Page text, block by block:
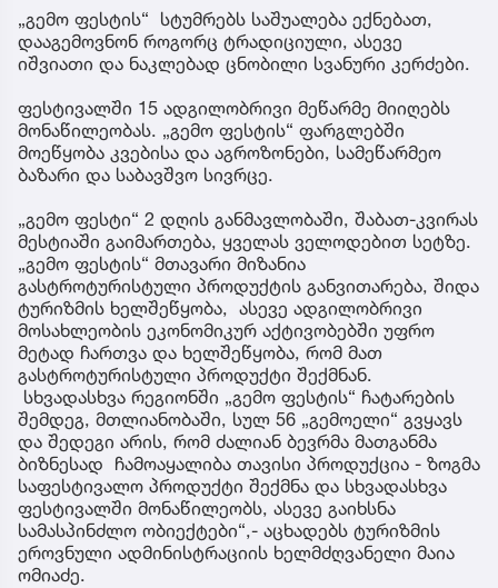
„გემო ფესტის“ სტუმრებს საშუალება ექნებათ,
დააგემოვნონ როგორც ტრადიციული, ასევე
იშვიათი და ნაკლებად ცნობილი სვანური კერძები.
ფესტივალში 15 ადგილობრივი მეწარმე მიიღებს
მონაწილეობას. „გემო ფესტის“ ფარგლებში
მოეწყობა კვებისა და აგროზონები, სამეწარმეო
ბაზარი და საბავშვო სივრცე.
„გემო ფესტი“ 2 დღის განმავლობაში, შაბათ-კვირას
მესტიაში გაიმართება, ყველას ველოდებით სეტზე.
„გემო ფესტის“ მთავარი მიზანია
გასტროტურისტული პროდუქტის განვითარება, შიდა
ტურიზმის ხელშეწყობა, ასევე ადგილობრივი
მოსახლეობის ეკონომიკურ აქტივობებში უფრო
მეტად ჩართვა და ხელშეწყობა, რომ მათ
გასტროტურისტული პროდუქტი შექმნან.
სხვადასხვა რეგიონში „გემო ფესტის“ ჩატარების
შემდეგ, მთლიანობაში, სულ 56 „გემოელი“ გვყავს
და შედეგი არის, რომ ძალიან ბევრმა მათგანმა
ბიზნესად ჩამოაყალიბა თავისი პროდუქცია - ზოგმა
საფესტივალო პროდუქტი შექმნა და სხვადასხვა
ფესტივალში მონაწილეობს, ასევე გაიხსნა
სამასპინძლო ობიექტები“,- აცხადებს ტურიზმის
ეროვნული ადმინისტრაციის ხელმძღვანელი მაია
ომიაძე.